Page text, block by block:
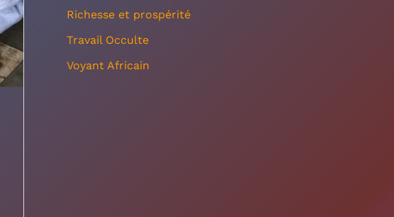
Richesse et prospérité
Travail Occulte
Voyant Africain